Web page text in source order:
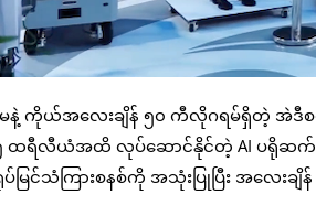
နဲ့ ကိုယ်အလေးချိန် ၅၀ ကီလိုဂရမ်ရှိတဲ့ အဲဒီစ
ထရီလီယံအထိ လုပ်ဆောင်နိုင်တဲ့ AI ပရိုဆက်
မြင်သံကြားစနစ်ကို အသုံးပြုပြီး အလေး